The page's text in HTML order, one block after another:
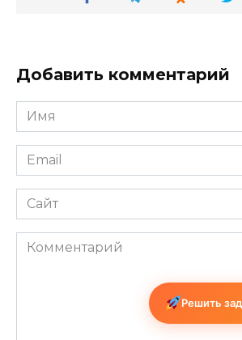
Добавить комментарий
Имя
*
Email
*
Сайт
Комментарий
Решить